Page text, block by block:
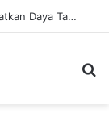
Strategi Kesehatan Harian untuk Meningkatkan Daya Tahan Tubuh dalam Beraktivitas